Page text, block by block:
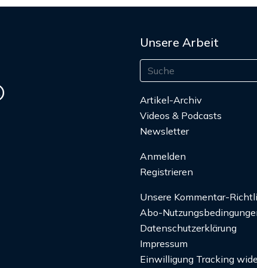
Unsere Arbeit
Artikel-Archiv
Videos & Podcasts
Newsletter
Anmelden
Registrieren
Unsere Kommentar-
Abo-
Datenschutzerklärung
Impressum
Einwilligung Tracking